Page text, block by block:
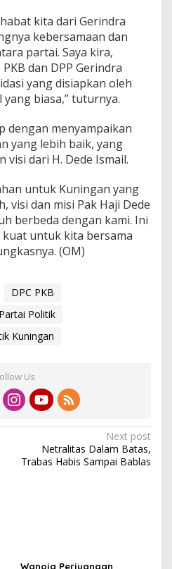
kita dari Gerindra
kebersamaan dan
partai. Saya kira,
dan DPP Gerindra
yang disiapkan oleh
biasa,” tuturnya.
dengan menyampaikan
yang lebih baik, yang
visi dari H. Dede Ismail.
untuk Kuningan yang
visi dan misi Pak Haji Dede
berbeda dengan kami. Ini
untuk kita bersama
(OM)
DPC PKB
Partai Politik
Kuningan
Us
Next post
Netralitas Dalam Batas,
Trabas Habis Sampai Bablas
Wanoja Perjuangan